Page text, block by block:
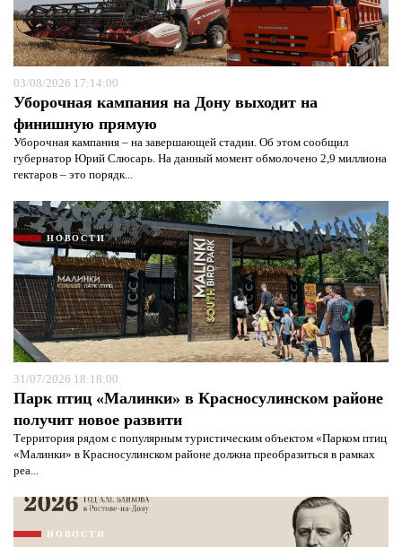
03/08/2026 17:14:00
Уборочная кампания на Дону выходит на
финишную прямую
Уборочная кампания – на завершающей стадии. Об этом сообщил
губернатор Юрий Слюсарь. На данный момент обмолочено 2,9 миллиона
гектаров – это порядк...
НОВОСТИ
31/07/2026 18:18:00
Парк птиц «Малинки» в Красносулинском районе
получит новое развити
Территория рядом с популярным туристическим объектом «Парком птиц
«Малинки» в Красносулинском районе должна преобразиться в рамках
реа...
НОВОСТИ
Я согласен сполитикой конфиденциальности и
политикой конфиденциальности и
защиты информации*